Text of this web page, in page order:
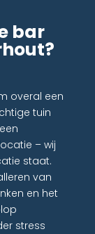
bar
overal een
tuin
– wij
staat.
van
en het
stress